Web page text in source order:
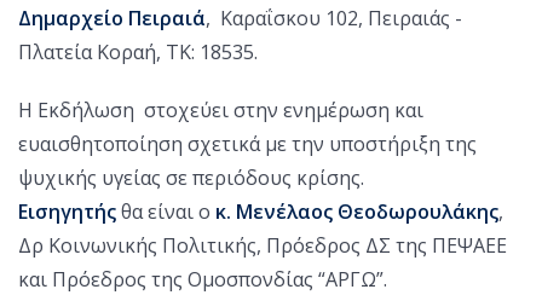
Δημαρχείο Πειραιά, Καραΐσκου 102, Πειραιάς -
Πλατεία Κοραή, ΤΚ: 18535.
Η Εκδήλωση στοχεύει στην ενημέρωση και
ευαισθητοποίηση σχετικά με την υποστήριξη της
ψυχικής υγείας σε περιόδους κρίσης.
Εισηγητήςθα είναι ο κ. Μενέλαος Θεοδωρουλάκης,
Δρ Κοινωνικής Πολιτικής, Πρόεδρος ΔΣ της ΠΕΨΑΕΕ
και Πρόεδρος της Ομοσπονδίας “ΑΡΓΩ”.